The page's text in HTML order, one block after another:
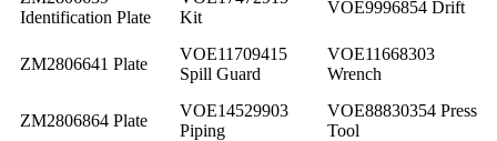
Identification Plate
Kit
VOE9996854 Drift
ZM2806641 Plate
VOE11709415
Spill Guard
VOE11668303
Wrench
ZM2806864 Plate
VOE14529903
Piping
VOE88830354 Press
Tool